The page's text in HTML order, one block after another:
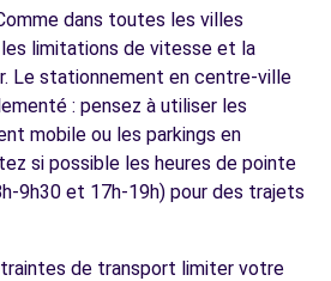
dans toutes les villes
limitations de vitesse et la
Le stationnement en centre-ville
: pensez à utiliser les
mobile ou les parkings en
si possible les heures de pointe
9h30 et 17h-19h) pour des trajets
de transport limiter votre